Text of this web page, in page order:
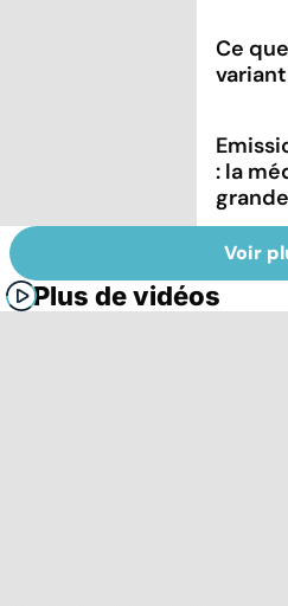
Ce
: la
Voir
Plus de vidéos